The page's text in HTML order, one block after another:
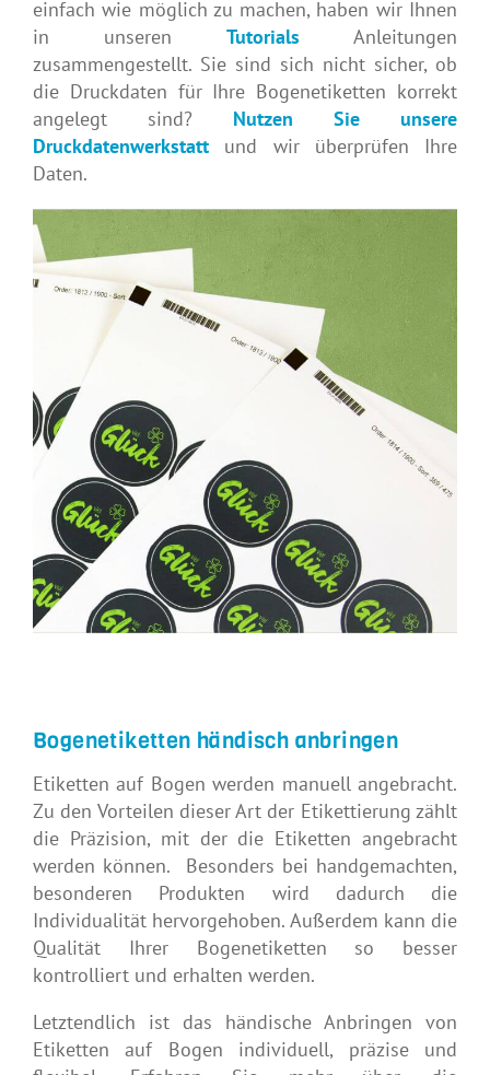
einfach wie möglich zu machen, haben wir Ihnen
in unseren Tutorials Anleitungen
zusammengestellt. Sie sind sich nicht sicher, ob
die Druckdaten für Ihre Bogenetiketten korrekt
angelegt sind? Nutzen Sie unsere
Druckdatenwerkstatt und wir überprüfen Ihre
Daten.
Bogenetiketten händisch anbringen
Etiketten auf Bogen werden manuell angebracht.
Zu den Vorteilen dieser Art der Etikettierung zählt
die Präzision, mit der die Etiketten angebracht
werden können. Besonders bei handgemachten,
besonderen Produkten wird dadurch die
Individualität hervorgehoben. Außerdem kann die
Qualität Ihrer Bogenetiketten so besser
kontrolliert und erhalten werden.
Letztendlich ist das händische Anbringen von
Etiketten auf Bogen individuell, präzise und